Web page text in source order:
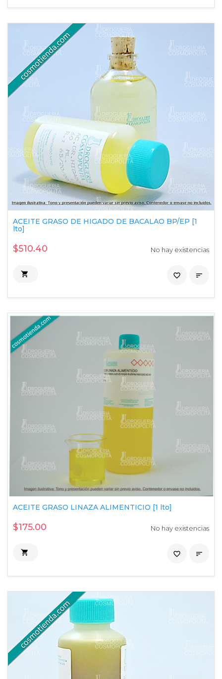
ACEITE GRASO DE HIGADO DE BACALAO BP/EP [1
lto]
$510.40 No hay existencias
 
favorite_border
ACEITE GRASO LINAZA ALIMENTICIO [1 lto]
$175.00 No hay existencias
 
favorite_border